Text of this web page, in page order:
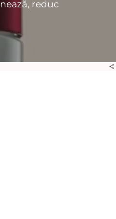
reduc
share